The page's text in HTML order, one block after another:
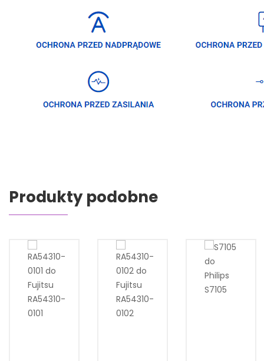
Produkty podobne